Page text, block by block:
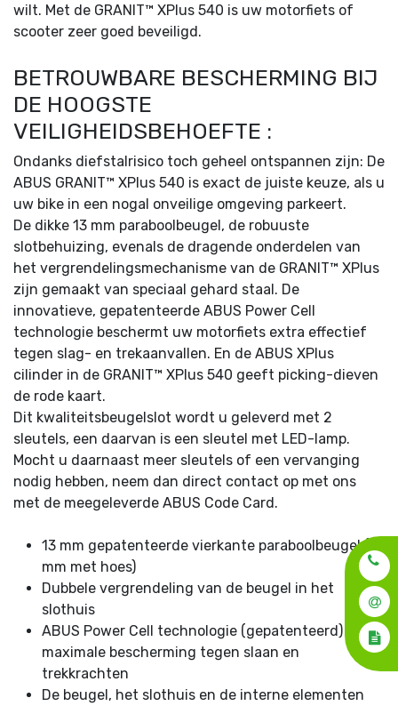
wilt. Met de GRANIT™ XPlus 540 is uw motorfiets of
scooter zeer goed beveiligd.
BETROUWBARE BESCHERMING BIJ
DE HOOGSTE
VEILIGHEIDSBEHOEFTE :
Ondanks diefstalrisico toch geheel ontspannen zijn: De
ABUS GRANIT™ XPlus 540 is exact de juiste keuze, als u
uw bike in een nogal onveilige omgeving parkeert.
De dikke 13 mm paraboolbeugel, de robuuste
slotbehuizing, evenals de dragende onderdelen van
het vergrendelingsmechanisme van de GRANIT™ XPlus
zijn gemaakt van speciaal gehard staal. De
innovatieve, gepatenteerde ABUS Power Cell
technologie beschermt uw motorfiets extra effectief
tegen slag- en trekaanvallen. En de ABUS XPlus
cilinder in de GRANIT™ XPlus 540 geeft picking-dieven
de rode kaart.
Dit kwaliteitsbeugelslot wordt u geleverd met 2
sleutels, een daarvan is een sleutel met LED-lamp.
Mocht u daarnaast meer sleutels of een vervanging
nodig hebben, neem dan direct contact op met ons
met de meegeleverde ABUS Code Card.
13 mm gepatenteerde vierkante paraboolbeugel (17
mm met hoes)
Dubbele vergrendeling van de beugel in het
slothuis
ABUS Power Cell technologie (gepatenteerd) biedt
maximale bescherming tegen slaan en
trekkrachten
De beugel, het slothuis en de interne elementen